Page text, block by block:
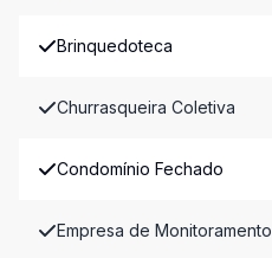
Brinquedoteca
Churrasqueira Coletiva
Condomínio Fechado
Empresa de Monitoramento